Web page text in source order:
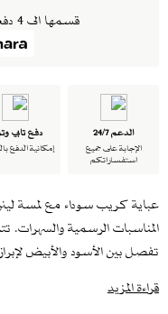
قسمها الى 4 دفعات بدون فوائد بقيمة
الدعم 24/7
الإجابة على جميع
استفساراتكم
دفع تابي
إمكانية الدفع
عباية كريب سوداء مع لمسة
المناسبات الرسمية
تفصل بين الأسود والأبيض
اللون: أسود مع لينن أبيض ودانتيل
قراءة المزيد